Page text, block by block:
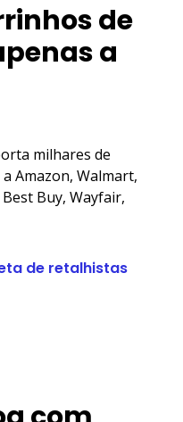
de
a
milhares de
Amazon, Walmart,
Buy, Wayfair,
de retalhistas